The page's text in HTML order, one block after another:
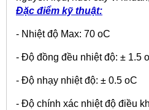
Đặc điểm kỹ thuật:
- Nhiệt độ Max: 70 oC
- Độ đồng đều nhiệt độ: ± 1.5 o
- Độ nhạy nhiệt độ: ± 0.5 oC
- Độ chính xác nhiệt độ điều